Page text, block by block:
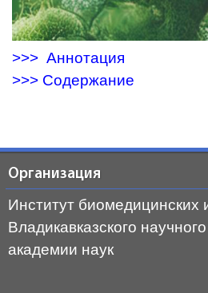
>>> Аннотация
>>> Содержание
Организация
Институт биомедицинских
Владикавказского
академии наук